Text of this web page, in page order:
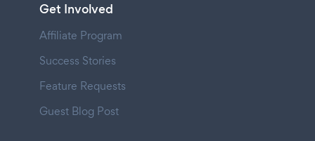
Get Involved
Affiliate Program
Success Stories
Feature Requests
Guest Blog Post